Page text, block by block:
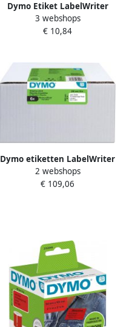
Dymo Etiket LabelWriter
adressering 25x54mm 1
rolá 500 stuks wit
3 webshops
€ 10,84
Dymo etiketten LabelWriter
ft 102 x 210 mm (DHL) wit
doos van 6 x 140 etiketten
2 webshops
€ 109,06